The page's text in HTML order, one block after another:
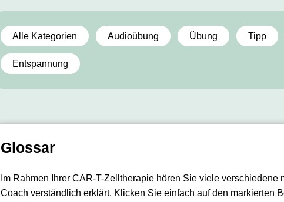
Alle Kategorien Audioübung Übung Tipp
Entspannung
Glossar
Im Rahmen Ihrer CAR-T-Zelltherapie hören Sie viele
Coach verständlich erklärt. Klicken Sie einfach auf den markierten